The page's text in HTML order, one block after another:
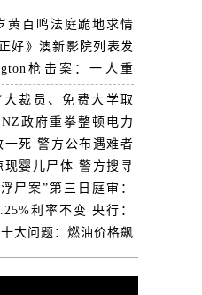
黄百鸣法庭跪地求情
好》澳新影院列表发
枪击案：一人重
疑人
大裁员、免费大学取
财算案内容提前“泄
内容...
政府重拳整顿电力
”
一死 警方公布遇难者
现婴儿尸体 警方搜寻
尸案”第三日庭审：
女信徒已被遣返
利率不变 央行：
大问题：燃油价格飙
居首